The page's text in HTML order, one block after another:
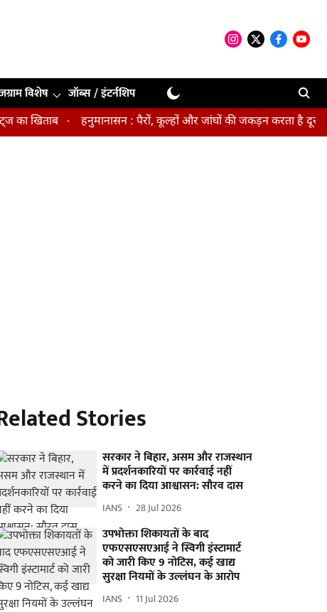
विशेष जॉब्स / इंटर्नशिप
हनुमानासन : पैरों, कूल्हों और जांघों की जकड़न करता है दूर,
Stories
सरकार ने बिहार, असम और राजस्थान
में प्रदर्शनकारियों पर कार्रवाई नहीं
करने का दिया आश्वासन: सौरव दास
IANS 28 Jul 2026
उपभोक्ता शिकायतों के बाद
एफएसएसएआई ने स्विगी इंस्टामार्ट
को जारी किए 9 नोटिस, कई खाद्य
सुरक्षा नियमों के उल्लंघन के आरोप
IANS 11 Jul 2026